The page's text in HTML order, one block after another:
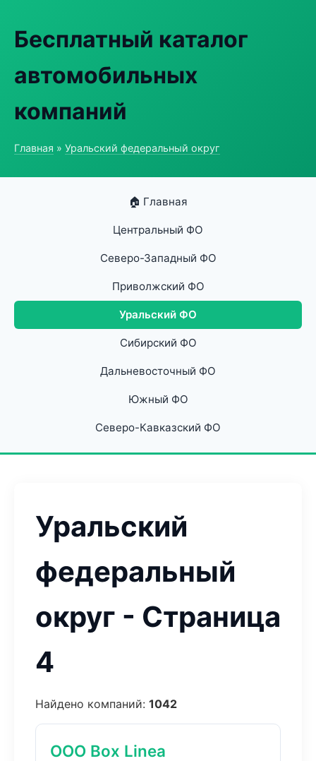
Бесплатный каталог
автомобильных
компаний
Главная » Уральский федеральный округ
🏠 Главная
Центральный ФО
Северо-Западный ФО
Приволжский ФО
Уральский ФО
Сибирский ФО
Дальневосточный ФО
Южный ФО
Северо-Кавказский ФО
Уральский
федеральный
округ - Страница
4
Найдено компаний: 1042
ООО Box Linea